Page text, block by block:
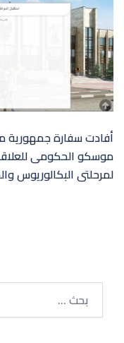
أفادت سفارة جمهورية
موسكو الحكومى
لمرحلتى البكالوريوس
عن: